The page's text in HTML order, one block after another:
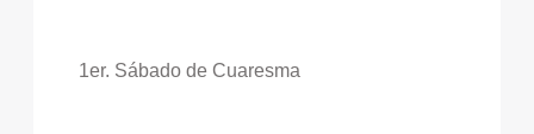
1er. Sábado de Cuaresma